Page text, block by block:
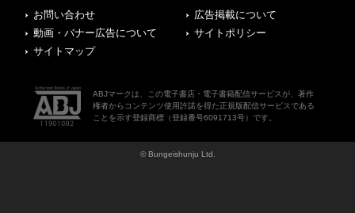
お問い合わせ
広告掲載について
動画・バナー広告について
サイトポリシー
サイトマップ
ABJマークは、この電子書店・電子書籍配信サービスが、著作
権者からコンテンツ使用許諾を得た正規版配信サービスである
ことを示す登録商標（登録番号6091713号）です。
© Bungeishunju Ltd.